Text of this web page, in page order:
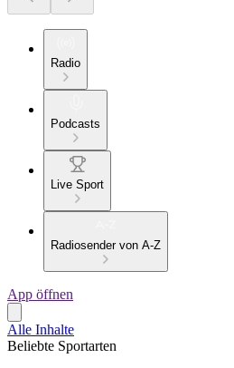
Radio
Podcasts
Live Sport
Radiosender von A-Z
App öffnen
Alle Inhalte
Beliebte Sportarten